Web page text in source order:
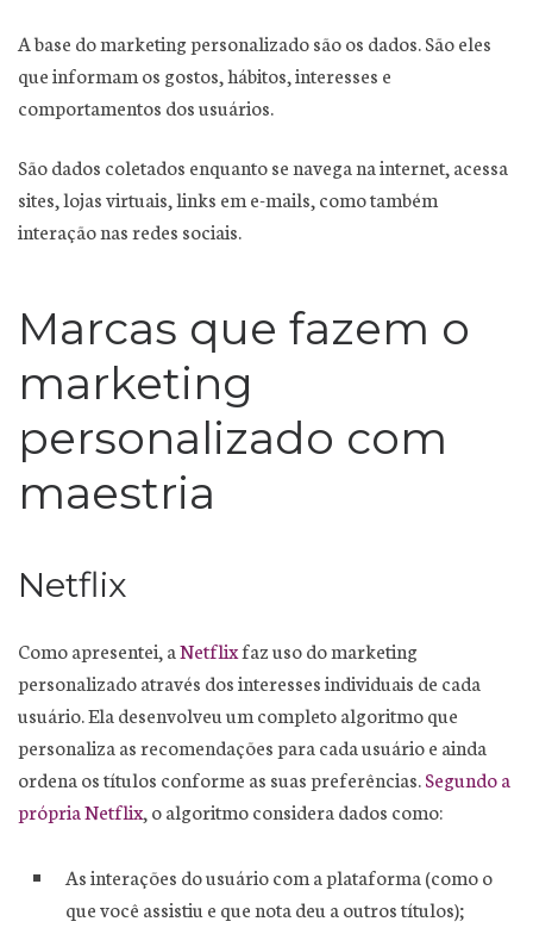
A base do marketing personalizado são os dados. São eles
que informam os gostos, hábitos, interesses e
comportamentos dos usuários.
São dados coletados enquanto se navega na internet, acessa
sites, lojas virtuais, links em e-mails, como também
interação nas redes sociais.
Marcas que fazem o
marketing
personalizado com
maestria
Netflix
Como apresentei, aNetflixfaz uso do marketing
personalizado através dos interesses individuais de cada
usuário. Ela desenvolveu um completo algoritmo que
personaliza as recomendações para cada usuário e ainda
ordena os títulos conforme as suas preferências.Segundo a
própria Netflix, o algoritmo considera dados como:
As interações do usuário com a plataforma (como o
que você assistiu e que nota deu a outros títulos);